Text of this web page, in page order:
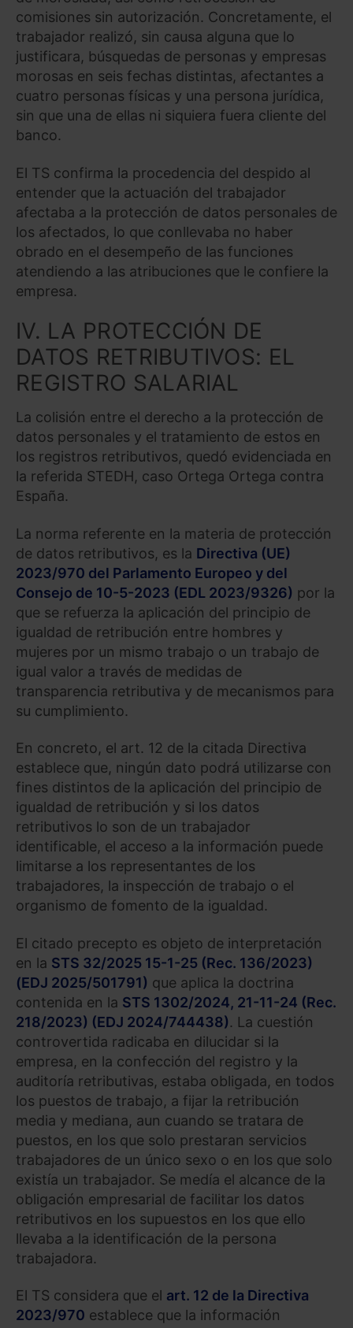
comisiones sin autorización. Concretamente, el
trabajador realizó, sin causa alguna que lo
justificara, búsquedas de personas y empresas
morosas en seis fechas distintas, afectantes a
cuatro personas físicas y una persona jurídica,
sin que una de ellas ni siquiera fuera cliente del
banco.
El TS confirma la procedencia del despido al
entender que la actuación del trabajador
afectaba a la protección de datos personales de
los afectados, lo que conllevaba no haber
obrado en el desempeño de las funciones
atendiendo a las atribuciones que le confiere la
empresa.
IV. LA PROTECCIÓN DE
DATOS RETRIBUTIVOS: EL
REGISTRO SALARIAL
La colisión entre el derecho a la protección de
datos personales y el tratamiento de estos en
los registros retributivos, quedó evidenciada en
la referida STEDH, caso Ortega Ortega contra
España.
La norma referente en la materia de protección
de datos retributivos, es la Directiva (UE)
2023/970 del Parlamento Europeo y del
Consejo de 10-5-2023 (EDL 2023/9326) por la
que se refuerza la aplicación del principio de
igualdad de retribución entre hombres y
mujeres por un mismo trabajo o un trabajo de
igual valor a través de medidas de
transparencia retributiva y de mecanismos para
su cumplimiento.
En concreto, el art. 12 de la citada Directiva
establece que, ningún dato podrá utilizarse con
fines distintos de la aplicación del principio de
igualdad de retribución y si los datos
retributivos lo son de un trabajador
identificable, el acceso a la información puede
limitarse a los representantes de los
trabajadores, la inspección de trabajo o el
organismo de fomento de la igualdad.
El citado precepto es objeto de interpretación
en la STS 32/2025 15-1-25 (Rec. 136/2023)
(EDJ 2025/501791) que aplica la doctrina
contenida en la STS 1302/2024, 21-11-24 (Rec.
218/2023) (EDJ 2024/744438). La cuestión
controvertida radicaba en dilucidar si la
empresa, en la confección del registro y la
auditoría retributivas, estaba obligada, en todos
los puestos de trabajo, a fijar la retribución
media y mediana, aun cuando se tratara de
puestos, en los que solo prestaran servicios
trabajadores de un único sexo o en los que solo
existía un trabajador. Se medía el alcance de la
obligación empresarial de facilitar los datos
retributivos en los supuestos en los que ello
llevaba a la identificación de la persona
trabajadora.
El TS considera que el art. 12 de la Directiva
2023/970 establece que la información